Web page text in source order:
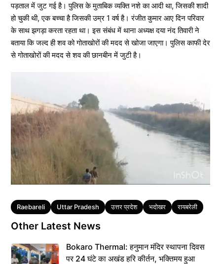
पड़ताल में जुट गई है। पुलिस के मुताबिक व्यक्ति नशे का आदी था, जिसकी शादी
हो चुकी थी, एक बच्चा है जिसकी उम्र 1 वर्ष है। रंजीत कुमार आए दिन परिवार
के साथ झगड़ा करता रहता था। इस संबंध में थाना अध्यक्ष दया नंद तिवारी ने
बताया कि जल्द ही शव को गोताखोरों की मदद से खोजा जाएगा। पुलिस काफी देर
से गोताखोरों की मदद से शव की छानबीन में जुटी है।
Tags
Raebareli Uttar Pradesh उत्तर प्रदेश भदोखर रायबरेली
Other Latest News
Bokaro Thermal: हनुमान मंदिर स्थापना दिवस
पर 24 घंटे का अखंड हरि कीर्तन, भक्तिमय हुआ